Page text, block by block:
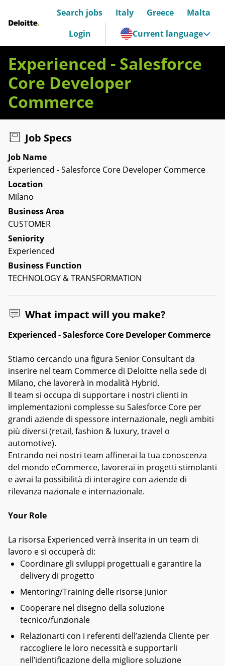
Deloitte Italia
Search jobs Italy Greece
Malta
Login
Current language
Experienced - Salesforce
Core Developer
Commerce
Job Specs
Job Name
Experienced - Salesforce Core Developer Commerce
Location
Milano
Business Area
CUSTOMER
Seniority
Experienced
Business Function
TECHNOLOGY & TRANSFORMATION
What impact will you make?
Experienced - Salesforce Core Developer Commerce
Stiamo cercando una figura Senior Consultant da
inserire nel team Commerce di Deloitte nella sede di
Milano, che lavorerà in modalità Hybrid.
Il team si occupa di supportare i nostri clienti in
implementazioni complesse su Salesforce Core per
grandi aziende di spessore internazionale, negli ambiti
più diversi (retail, fashion & luxury, travel o
automotive).
Entrando nei nostri team affinerai la tua conoscenza
del mondo eCommerce, lavorerai in progetti stimolanti
e avrai la possibilità di interagire con aziende di
rilevanza nazionale e internazionale.
Your Role
La risorsa Experienced verrà inserita in un team di
lavoro e si occuperà di:
Coordinare gli sviluppi progettuali e garantire la
delivery di progetto
Mentoring/Training delle risorse Junior
Cooperare nel disegno della soluzione
tecnico/funzionale
Relazionarti con i referenti dell’azienda Cliente per
raccogliere le loro necessità e supportarli
nell’identificazione della migliore soluzione